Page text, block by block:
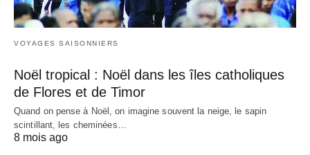
VOYAGES SAISONNIERS
Noël tropical : Noël dans les îles catholiques
de Flores et de Timor
Quand on pense à Noël, on imagine souvent la neige, le sapin
scintillant, les cheminées…
8 mois ago